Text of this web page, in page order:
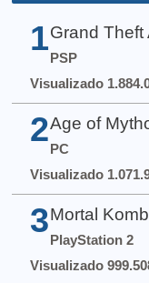
1 Grand Theft
PSP
Visualizado
2 Age of
PC
Visualizado
3 Mortal
PlayStation 2
Visualizado